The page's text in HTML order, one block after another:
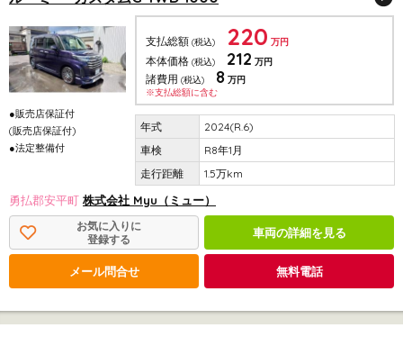
●販売店保証付
(販売店保証付)
●法定整備付
支払総額 (税込) 220 万円
本体価格 (税込) 212 万円
諸費用 (税込) 8 万円
※支払総額に含む
2024(R.6)
R8年1月
1.5万km
勇払郡安平町 株式会社 Myu（ミュー）
お気に入りに
登録する
車両の詳細を見る
メール問合せ 無料電話